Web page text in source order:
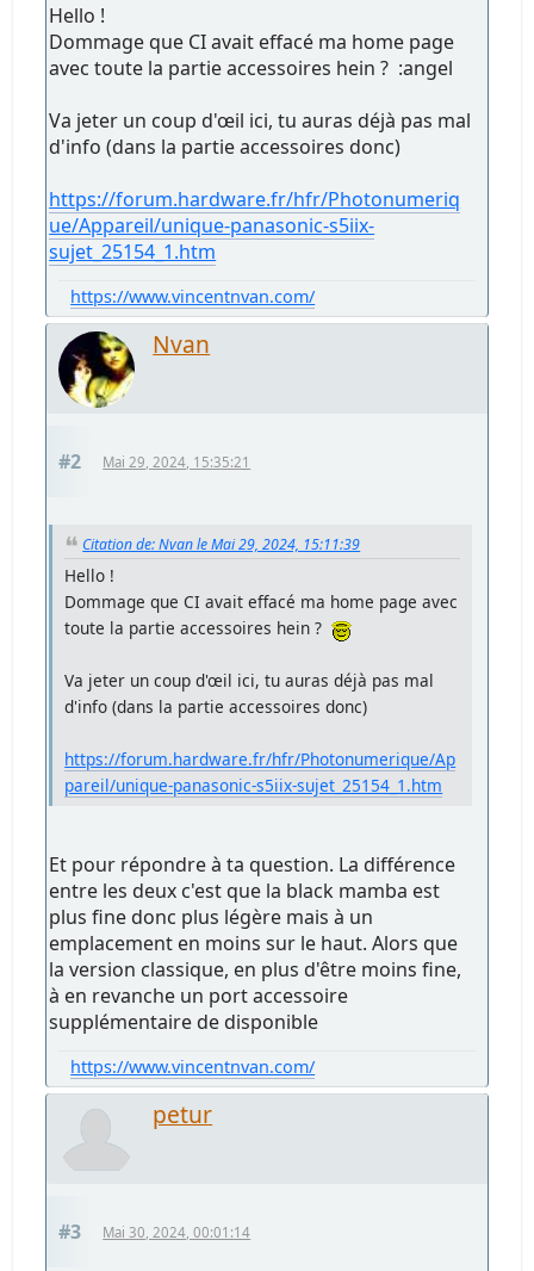
Hello !
Dommage que CI avait effacé ma home page
avec toute la partie accessoires hein ? :angel
Va jeter un coup d'œil ici, tu auras déjà pas mal
d'info (dans la partie accessoires donc)
https://forum.hardware.fr/hfr/Photonumeriq
ue/Appareil/unique-panasonic-s5iix-
sujet_25154_1.htm
https://www.vincentnvan.com/
Nvan
#2 Mai 29, 2024, 15:35:21
Citation de: Nvan le Mai 29, 2024, 15:11:39
Hello !
Dommage que CI avait effacé ma home page avec
toute la partie accessoires hein ?
Va jeter un coup d'œil ici, tu auras déjà pas mal
d'info (dans la partie accessoires donc)
https://forum.hardware.fr/hfr/Photonumerique/Ap
pareil/unique-panasonic-s5iix-sujet_25154_1.htm
Et pour répondre à ta question. La différence
entre les deux c'est que la black mamba est
plus fine donc plus légère mais à un
emplacement en moins sur le haut. Alors que
la version classique, en plus d'être moins fine,
à en revanche un port accessoire
supplémentaire de disponible
https://www.vincentnvan.com/
petur
#3 Mai 30, 2024, 00:01:14